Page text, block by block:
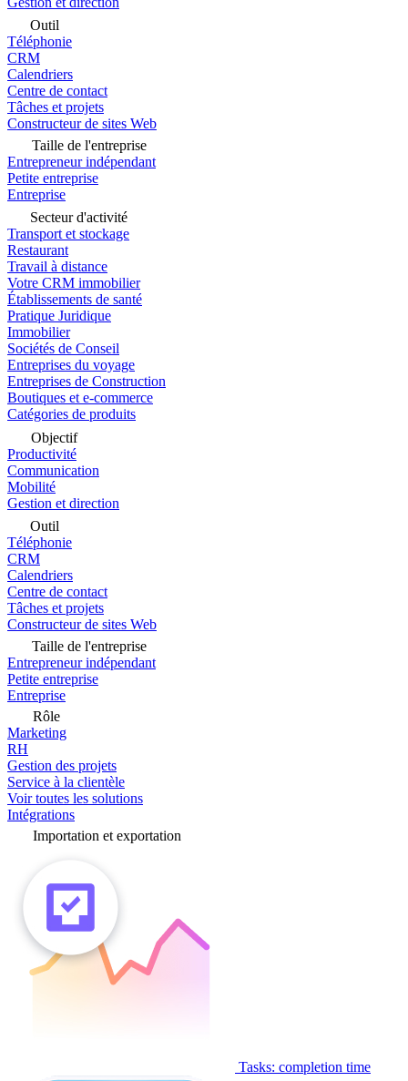
Outil
Téléphonie
CRM
Calendriers
Centre de contact
Tâches et projets
Constructeur de sites Web
Taille de l'entreprise
Entrepreneur indépendant
Petite entreprise
Entreprise
Secteur d'activité
Transport et stockage
Restaurant
Travail à distance
Votre CRM immobilier
Établissements de santé
Pratique Juridique
Immobilier
Sociétés de Conseil
Entreprises du voyage
Entreprises de Construction
Boutiques et e-commerce
Catégories de produits
Objectif
Productivité
Communication
Mobilité
Gestion et direction
Outil
Téléphonie
CRM
Calendriers
Centre de contact
Tâches et projets
Constructeur de sites Web
Taille de l'entreprise
Entrepreneur indépendant
Petite entreprise
Entreprise
Rôle
Marketing
RH
Gestion des projets
Service à la clientèle
Voir toutes les solutions
Intégrations
Importation et exportation
Tasks: completion time